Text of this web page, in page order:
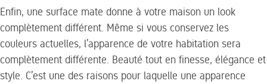
Enfin, une surface mate donne à votre maison un look
complètement différent. Même si vous conservez les
couleurs actuelles, l’apparence de votre habitation sera
complètement différente. Beauté tout en finesse, élégance et
style. C’est une des raisons pour laquelle une apparence